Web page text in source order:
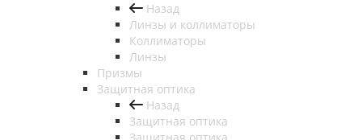
Назад
Линзы и коллиматоры
Коллиматоры
Линзы
Призмы
Защитная оптика
Назад
Защитная оптика